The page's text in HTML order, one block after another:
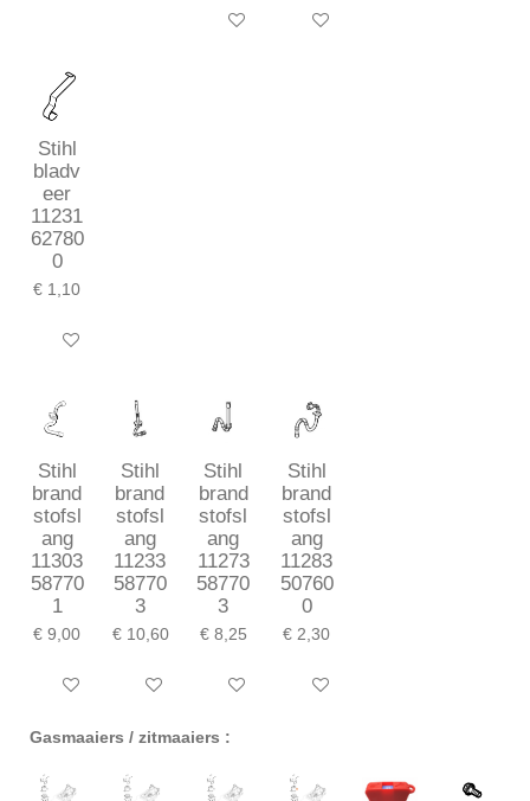
In winkelwagenIn winkelwagen
Stihl
bladv
eer
11231
62780
0
€ 1,10
In winkelwagen
Stihl
brand
stofsl
ang
11303
58770
1
€ 9,00
In winkelwagen
Stihl
brand
stofsl
ang
11233
58770
3
€ 10,60
In winkelwagen
Stihl
brand
stofsl
ang
11273
58770
3
€ 8,25
In winkelwagen
Stihl
brand
stofsl
ang
11283
50760
0
€ 2,30
In winkelwagen
Gasmaaiers / zitmaaiers :